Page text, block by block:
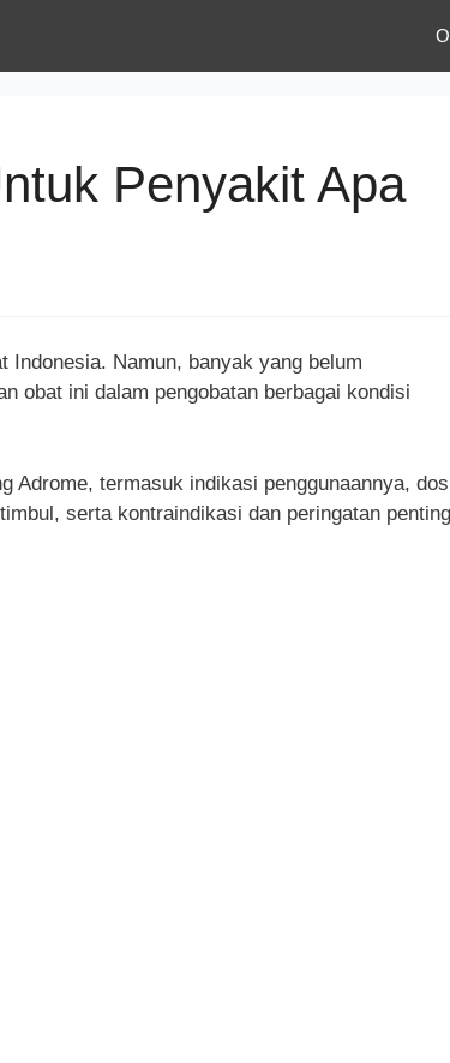
Penyakit Apa
Indonesia. Namun, banyak yang belum
obat ini dalam pengobatan berbagai kondisi
Adrome, termasuk indikasi penggunaannya,
serta kontraindikasi dan peringatan penting